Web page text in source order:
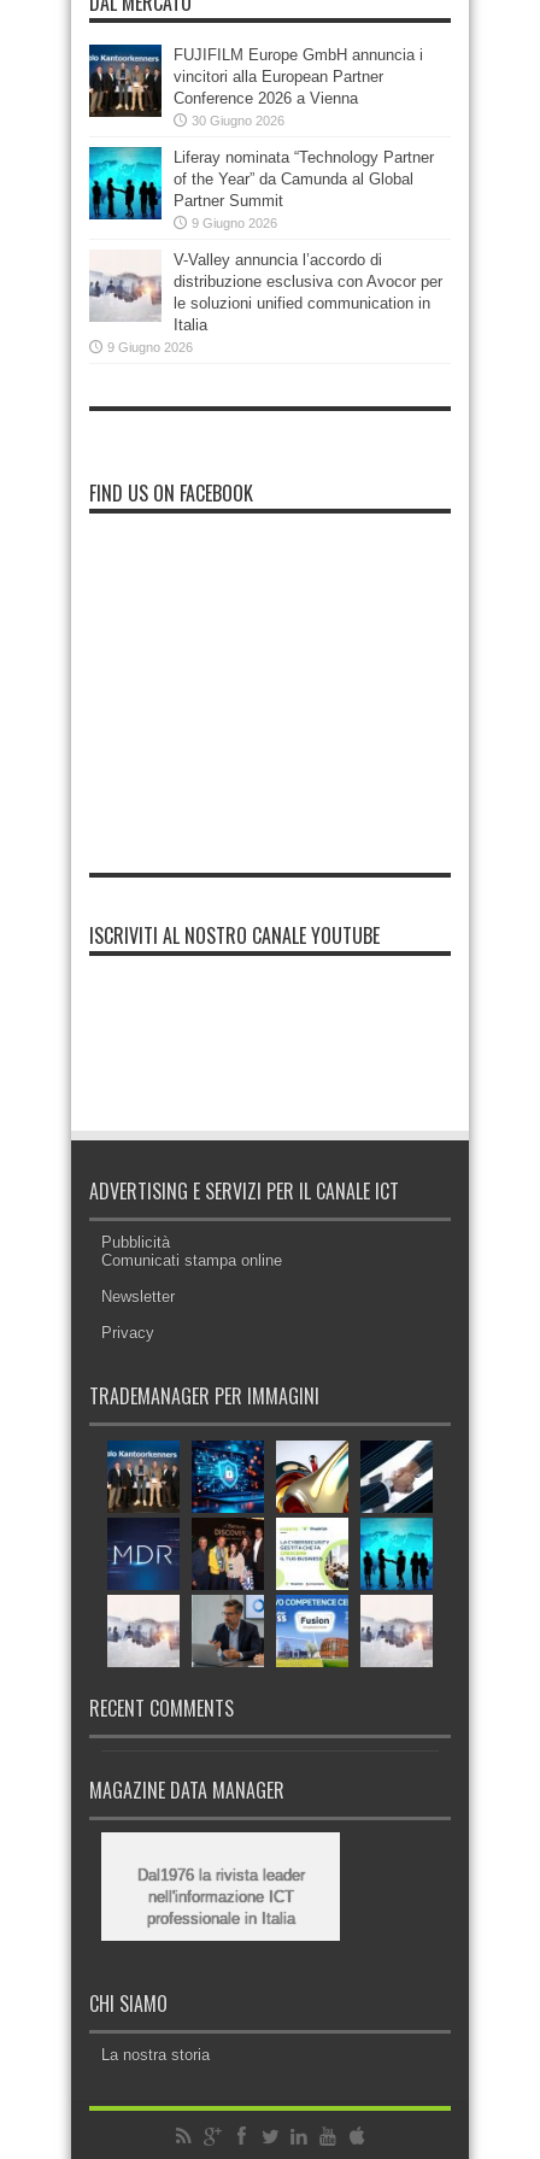
FUJIFILM Europe GmbH annuncia i
vincitori alla European Partner
Conference 2026 a Vienna
30 Giugno 2026
Liferay nominata “Technology Partner
of the Year” da Camunda al Global
Partner Summit
9 Giugno 2026
V-Valley annuncia l’accordo di
distribuzione esclusiva con Avocor per
le soluzioni unified communication in
Italia
9 Giugno 2026
FIND US ON FACEBOOK
ISCRIVITI AL NOSTRO CANALE YOUTUBE
ADVERTISING E SERVIZI PER IL CANALE ICT
Pubblicità
Comunicati stampa online
Newsletter
Privacy
TRADEMANAGER PER IMMAGINI
RECENT COMMENTS
MAGAZINE DATA MANAGER
Dal1976 la rivista leader
nell'informazione ICT
professionale in Italia
CHI SIAMO
La nostra storia